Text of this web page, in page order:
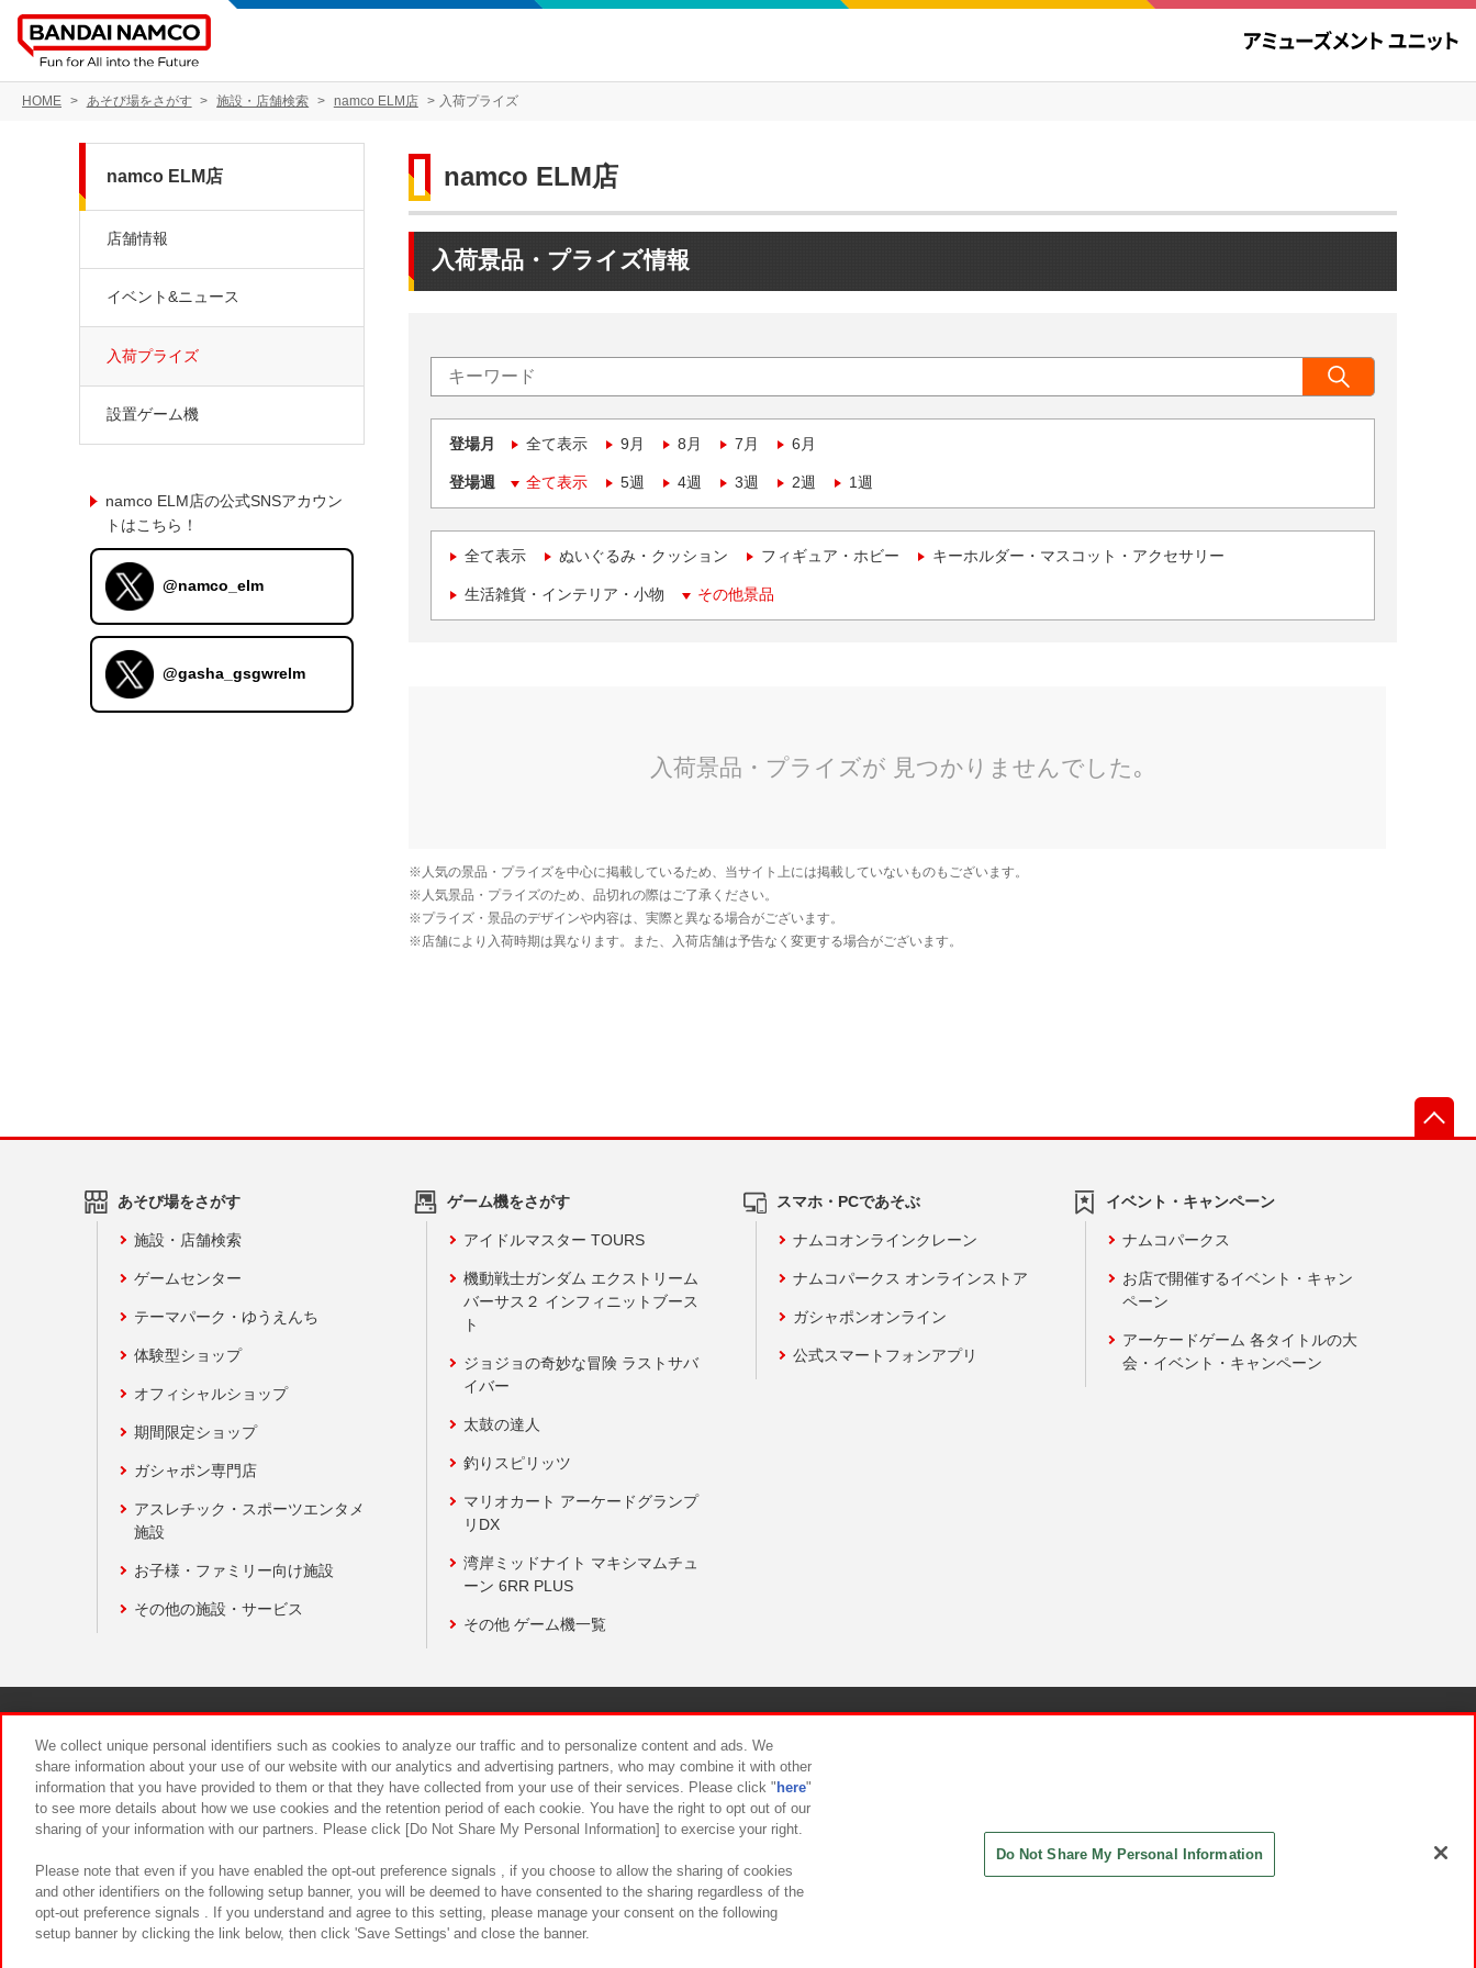
HOME あそび場をさがす 施設・店舗検索 namco ELM店 入荷プライズ
namco ELM店
入荷景品・プライズ情報
登場月 全て表示 9月 8月 7月 6月
登場週 全て表示 5週 4週 3週 2週 1週
全て表示 ぬいぐるみ・クッション フィギュア・ホビー キーホルダー・マスコット・アクセサリー
生活雑貨・インテリア・小物 その他景品
namco ELM店
店舗情報
イベント&ニュース
入荷プライズ
設置ゲーム機
namco ELM店の公式SNSアカウン
トはこちら！
@namco_elm
@gasha_gsgwrelm
あそび場をさがす
施設・店舗検索
ゲームセンター
テーマパーク・ゆうえんち
体験型ショップ
オフィシャルショップ
期間限定ショップ
ガシャポン専門店
アスレチック・スポーツエンタメ
施設
お子様・ファミリー向け施設
その他の施設・サービス
ゲーム機をさがす
アイドルマスター TOURS
機動戦士ガンダム エクストリーム
バーサス２ インフィニットブース
ト
ジョジョの奇妙な冒険 ラストサバ
イバー
太鼓の達人
釣りスピリッツ
マリオカート アーケードグランプ
リDX
湾岸ミッドナイト マキシマムチュ
ーン 6RR PLUS
その他 ゲーム機一覧
スマホ・PCであそぶ
ナムコオンラインクレーン
ナムコパークス オンラインストア
ガシャポンオンライン
公式スマートフォンアプリ
イベント・キャンペーン
ナムコパークス
お店で開催するイベント・キャン
ペーン
アーケードゲーム 各タイトルの大
会・イベント・キャンペーン
食品のご提供について カスタマーハラスメント対応方針
We collect unique personal identifiers such as cookies to analyze our traffic and to personalize content and ads. We
share information about your use of our website with our analytics and advertising partners, who may combine it with other
information that you have provided to them or that they have collected from your use of their services. Please click " here"
to see more details about how we use cookies and the retention period of each cookie. You have the right to opt out of our
sharing of your information with our partners. Please click [Do Not Share My Personal Information] to exercise your right.
Please note that even if you have enabled the opt-out preference signals , if you choose to allow the sharing of cookies
and other identifiers on the following setup banner, you will be deemed to have consented to the sharing regardless of the
opt-out preference signals . If you understand and agree to this setting, please manage your consent on the following
setup banner by clicking the link below, then click 'Save Settings' and close the banner.
Do Not Share My Personal Information